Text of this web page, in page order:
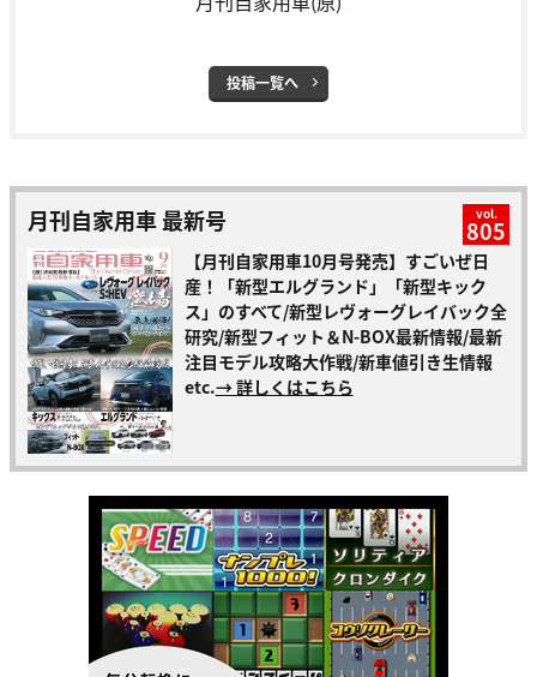
投稿一覧へ
月刊自家用車 最新号 vol.
805
【月刊自家用車10月号発売】すごいぜ日
産！「新型エルグランド」「新型キック
ス」のすべて/新型レヴォーグレイバック全
研究/新型フィット＆N-BOX最新情報/最新
注目モデル攻略大作戦/新車値引き生情報
etc.→ 詳しくはこちら